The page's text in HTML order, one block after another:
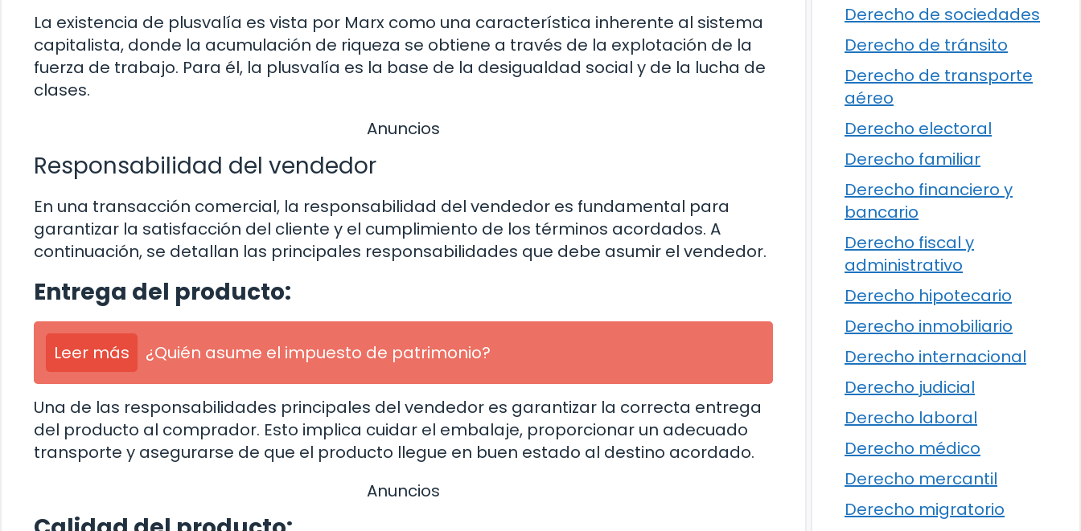
La existencia de plusvalía es vista por Marx como una característica inherente al sistema
capitalista, donde la acumulación de riqueza se obtiene a través de la explotación de la
fuerza de trabajo. Para él, la plusvalía es la base de la desigualdad social y de la lucha de
clases.
Anuncios
Responsabilidad del vendedor
En una transacción comercial, la responsabilidad del vendedor es fundamental para
garantizar la satisfacción del cliente y el cumplimiento de los términos acordados. A
continuación, se detallan las principales responsabilidades que debe asumir el vendedor.
Entrega del producto:
Leer más ¿Quién asume el impuesto de patrimonio?
Una de las responsabilidades principales del vendedor es garantizar la correcta entrega
del producto al comprador. Esto implica cuidar el embalaje, proporcionar un adecuado
transporte y asegurarse de que el producto llegue en buen estado al destino acordado.
Anuncios
Derecho de sociedades
Derecho de tránsito
Derecho de transporte
aéreo
Derecho electoral
Derecho familiar
Derecho financiero y
bancario
Derecho fiscal y
administrativo
Derecho hipotecario
Derecho inmobiliario
Derecho internacional
Derecho judicial
Derecho laboral
Derecho médico
Derecho mercantil
Derecho migratorio